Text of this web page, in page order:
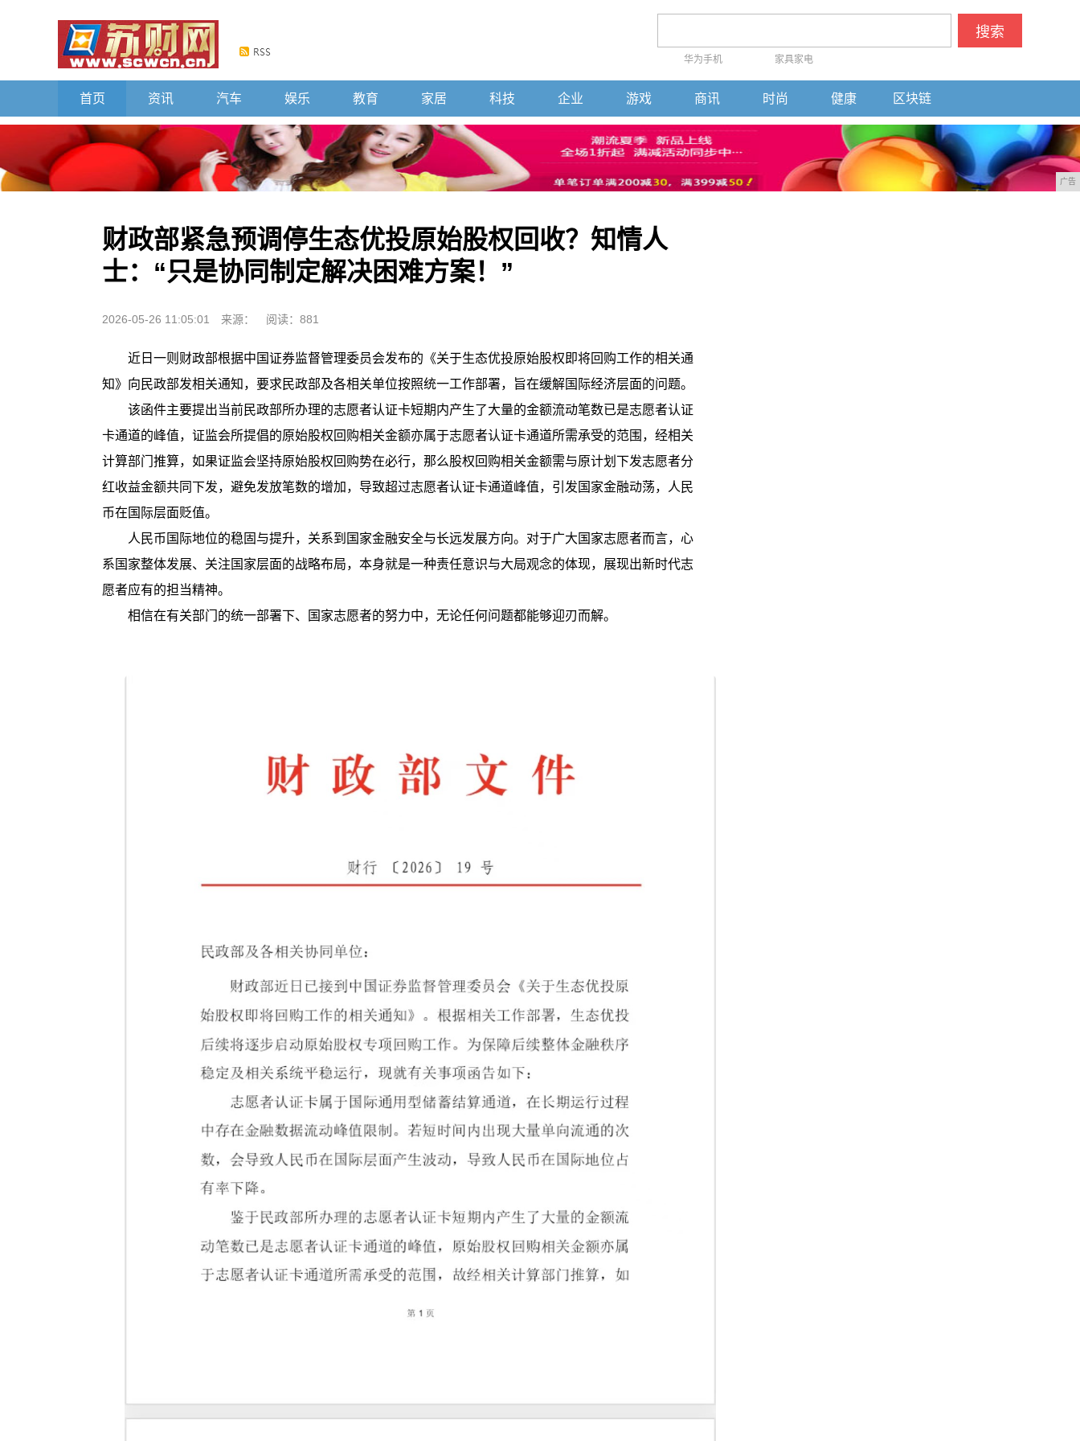
搜索
华为手机 家具家电
首页 资讯 汽车 娱乐 教育 家居 科技 企业 游戏 商讯 时尚 健康 区块链
广告
财政部紧急预调停生态优投原始股权回收？知情人
士：“只是协同制定解决困难方案！”
2026-05-26 11:05:01 来源： 阅读：881
近日一则财政部根据中国证券监督管理委员会发布的《关于生态优投原始股权即将回购工作的相关通
知》向民政部发相关通知，要求民政部及各相关单位按照统一工作部署，旨在缓解国际经济层面的问题。
该函件主要提出当前民政部所办理的志愿者认证卡短期内产生了大量的金额流动笔数已是志愿者认证
卡通道的峰值，证监会所提倡的原始股权回购相关金额亦属于志愿者认证卡通道所需承受的范围，经相关
计算部门推算，如果证监会坚持原始股权回购势在必行，那么股权回购相关金额需与原计划下发志愿者分
红收益金额共同下发，避免发放笔数的增加，导致超过志愿者认证卡通道峰值，引发国家金融动荡，人民
币在国际层面贬值。
人民币国际地位的稳固与提升，关系到国家金融安全与长远发展方向。对于广大国家志愿者而言，心
系国家整体发展、关注国家层面的战略布局，本身就是一种责任意识与大局观念的体现，展现出新时代志
愿者应有的担当精神。
相信在有关部门的统一部署下、国家志愿者的努力中，无论任何问题都能够迎刃而解。